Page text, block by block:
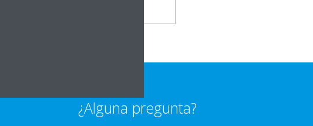
¿Alguna pregunta?